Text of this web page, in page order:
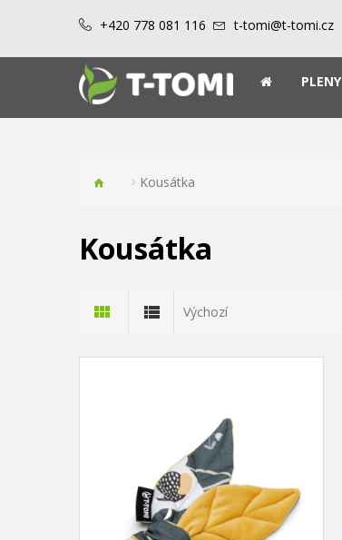
+420 778 081 116 t-tomi@t-tomi.cz
PLENY
Kousátka
Kousátka
Výchozí